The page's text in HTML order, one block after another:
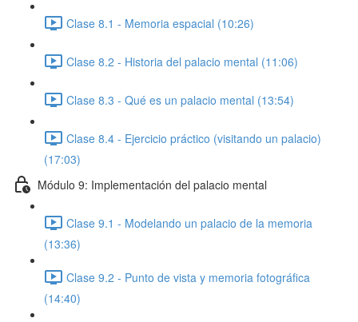
Clase 8.1 - Memoria espacial (10:26)
Clase 8.2 - Historia del palacio mental (11:06)
Clase 8.3 - Qué es un palacio mental (13:54)
Clase 8.4 - Ejercicio práctico (visitando un palacio)
(17:03)
Módulo 9: Implementación del palacio mental
Clase 9.1 - Modelando un palacio de la memoria
(13:36)
Clase 9.2 - Punto de vista y memoria fotográfica
(14:40)